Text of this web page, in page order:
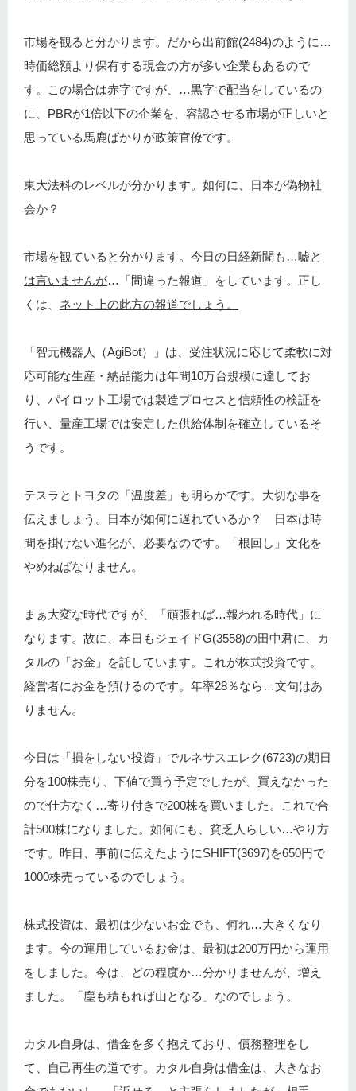
市場を観ると分かります。だから出前館(2484)のように…
時価総額より保有する現金の方が多い企業もあるので
す。この場合は赤字ですが、…黒字で配当をしているの
に、PBRが1倍以下の企業を、容認させる市場が正しいと
思っている馬鹿ばかりが政策官僚です。
東大法科のレベルが分かります。如何に、日本が偽物社
会か？
市場を観ていると分かります。 今日の日経新聞も…嘘と
は言いませんが…「間違った報道」をしています。正し
くは、 ネット上の此方の報道でしょう。
「智元機器人（AgiBot）」は、受注状況に応じて柔軟に対
応可能な生産・納品能力は年間10万台規模に達してお
り、パイロット工場では製造プロセスと信頼性の検証を
行い、量産工場では安定した供給体制を確立しているそ
うです。
テスラとトヨタの「温度差」も明らかです。大切な事を
伝えましょう。日本が如何に遅れているか？ 日本は時
間を掛けない進化が、必要なのです。「根回し」文化を
やめねばなりません。
まぁ大変な時代ですが、「頑張れば…報われる時代」に
なります。故に、本日もジェイドG(3558)の田中君に、カ
タルの「お金」を託しています。これが株式投資です。
経営者にお金を預けるのです。年率28％なら…文句はあ
りません。
今日は「損をしない投資」でルネサスエレク(6723)の期日
分を100株売り、下値で買う予定でしたが、買えなかった
ので仕方なく…寄り付きで200株を買いました。これで合
計500株になりました。如何にも、貧乏人らしい…やり方
です。昨日、事前に伝えたようにSHIFT(3697)を650円で
1000株売っているのでしょう。
株式投資は、最初は少ないお金でも、何れ…大きくなり
ます。今の運用しているお金は、最初は200万円から運用
をしました。今は、どの程度か…分かりませんが、増え
ました。「塵も積もれば山となる」なのでしょう。
カタル自身は、借金を多く抱えており、債務整理をし
て、自己再生の道です。カタル自身は借金は、大きなお